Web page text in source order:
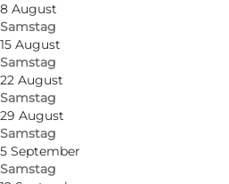
8 August
Samstag
15 August
Samstag
22 August
Samstag
29 August
Samstag
5 September
Samstag